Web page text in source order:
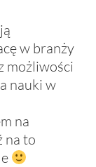
w branży
możliwości
nauki w
na
na to